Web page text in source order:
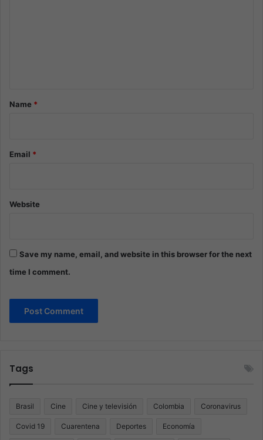
*Name *
Email *
Website
Save my name, email, and website in this browser for the next
time I comment.
Tags
Brasil Cine Cine y televisión Colombia Coronavirus
Covid 19 Cuarentena Deportes Economía